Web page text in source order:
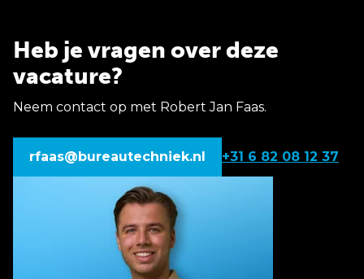
Heb je vragen over deze
vacature?
Neem contact op met Robert Jan Faas.
rfaas@bureautechniek.nl +31 6 82 08 12 37